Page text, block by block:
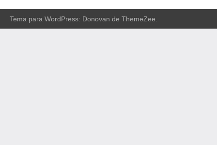
Tema para WordPress: Donovan de ThemeZee.